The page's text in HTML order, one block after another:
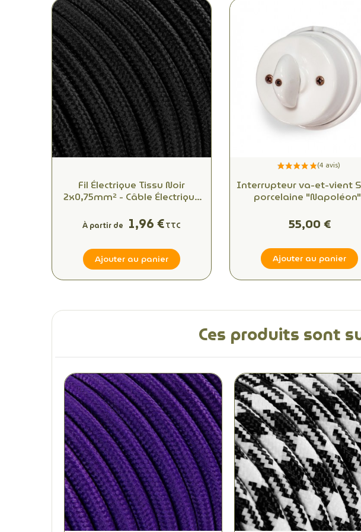
Fil Électrique Tissu Noir
2x0,75mm² - Câble Électrique
À partir de 1,96 €TTC
Ajouter au panier
Interrupteur va-et-vient
porcelaine
de votre intérieur
55,00 €
Ajouter au panier
Ces produits sont